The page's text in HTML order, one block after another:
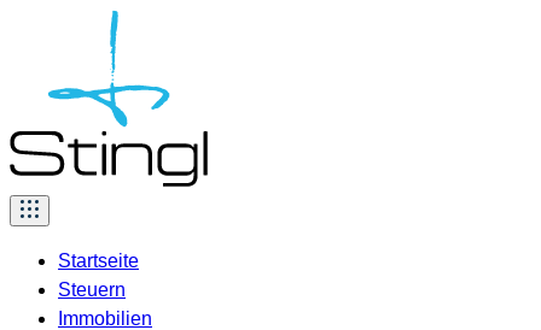
Startseite
Steuern
Immobilien